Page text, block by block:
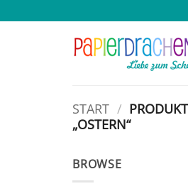
Inhalt
START /
„OSTERN“
BROWSE